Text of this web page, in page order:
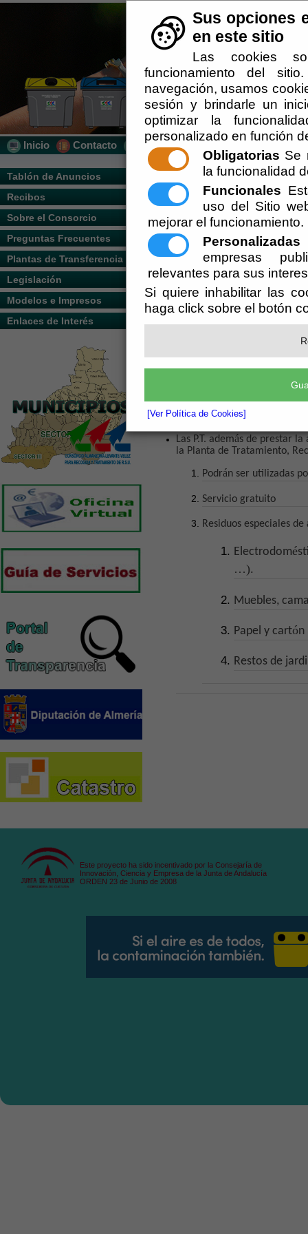
Sus opciones
en este sitio
Las cookies
funcionamiento del
navegación, usamos
sesión y brindarle un
optimizar la
personalizado en función
Obligatorias Se
la funcionalidad
Funcionales
uso del Sitio
mejorar el funcionamiento.
Personalizadas
empresas
relevantes para sus
Si quiere inhabilitar las
haga click sobre el botón
[Ver Política de Cookies]
Inicio Contacto Localización
Tablón de Anuncios
Recibos
Sobre el Consorcio
Preguntas Frecuentes
Plantas de Transferencia
Legislación
Modelos e Impresos
Enlaces de Interés
Usted se encuentra aquí:Inicio //
Escuchar
PLANTA DE TRANSFERENCIA DE
Dirección: Barranco Tripiana (junto a campo
PLANTA DE TRANSFERENCIA DE
Dirección: Cañada de Vera, Ctra de Vera-
PLANTA DE TRANSFERENCIA DE SER
PLANTA DE TRANSFERENCIA DE
Dirección: Antígua carretera 342, dirección
Las P.T. además de prestar la
la Planta de Tratamiento,
Podrán ser utilizadas
Servicio gratuito
Residuos especiales de
Electrodomé
…).
Muebles,
Papel y cartón
Restos de
Este proyecto ha sido incentivado por la Consejaría de
Innovación, Ciencia y Empresa de la Junta de Andalucía
ORDEN 23 de Junio de 2008